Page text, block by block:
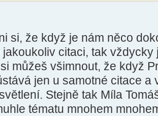
si, že když je nám něco
jakoukoliv citaci, tak vždycky
můžeš všimnout, že když
jen u samotné citace a
Stejně tak Míla
tématu mnohem